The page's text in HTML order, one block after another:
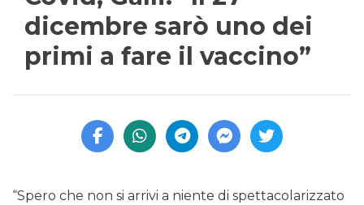
dicembre sarò uno dei
primi a fare il vaccino”
“Spero che non si arrivi a niente di spettacolarizzato